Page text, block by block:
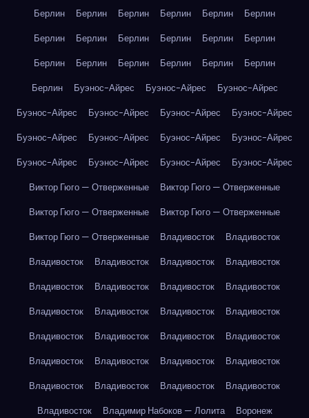
Берлин Берлин Берлин Берлин Берлин
Берлин
Берлин
Берлин Берлин Берлин Берлин
Берлин
Берлин
Берлин Берлин Берлин Берлин
Берлин
Берлин
Буэнос-Айрес Буэнос-Айрес
Буэнос-Айрес
Буэнос-Айрес
Буэнос-Айрес Буэнос-Айрес
Буэнос-Айрес
Буэнос-Айрес
Буэнос-Айрес Буэнос-Айрес
Буэнос-Айрес
Буэнос-Айрес
Буэнос-Айрес Буэнос-Айрес
Буэнос-Айрес
Виктор Гюго — Отверженные
Виктор Гюго — Отверженные
Виктор Гюго — Отверженные
Виктор Гюго — Отверженные
Виктор Гюго — Отверженные
Владивосток
Владивосток
Владивосток
Владивосток Владивосток
Владивосток
Владивосток
Владивосток Владивосток
Владивосток
Владивосток
Владивосток Владивосток
Владивосток
Владивосток
Владивосток Владивосток
Владивосток
Владивосток
Владивосток Владивосток
Владивосток
Владивосток
Владивосток Владивосток
Владивосток
Владивосток
Владимир Набоков — Лолита
Воронеж